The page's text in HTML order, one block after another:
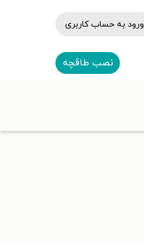
ورود به حساب کاربری
نصب طاقچه